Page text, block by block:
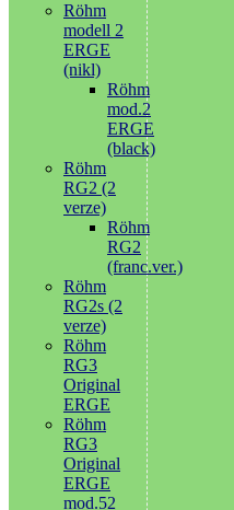
Röhm
modell 2
ERGE
(nikl)
Röhm
mod.2
ERGE
(black)
Röhm
RG2 (2
verze)
Röhm
RG2
(franc.ver.)
Röhm
RG2s (2
verze)
Röhm
RG3
Original
ERGE
Röhm
RG3
Original
ERGE
mod.52